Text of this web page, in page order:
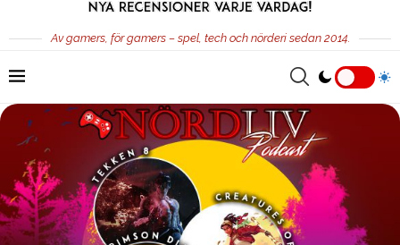
Av gamers, för gamers – spel, tech och nörderi sedan 2014.